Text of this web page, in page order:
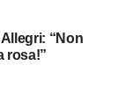
“Non
rosa!”